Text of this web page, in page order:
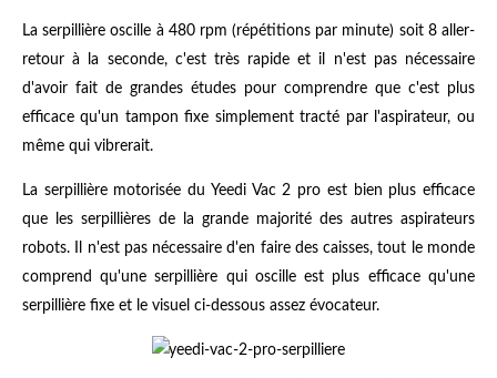
La serpillière oscille à 480 rpm (répétitions par minute) soit 8 aller-
retour à la seconde, c'est très rapide et il n'est pas nécessaire
d'avoir fait de grandes études pour comprendre que c'est plus
efficace qu'un tampon fixe simplement tracté par l'aspirateur, ou
même qui vibrerait.
La serpillière motorisée du Yeedi Vac 2 pro est bien plus efficace
que les serpillières de la grande majorité des autres aspirateurs
robots. Il n'est pas nécessaire d'en faire des caisses, tout le monde
comprend qu'une serpillière qui oscille est plus efficace qu'une
serpillière fixe et le visuel ci-dessous assez évocateur.